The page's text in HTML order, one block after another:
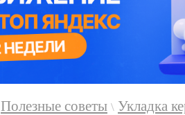
Полезные советы \ Укладка